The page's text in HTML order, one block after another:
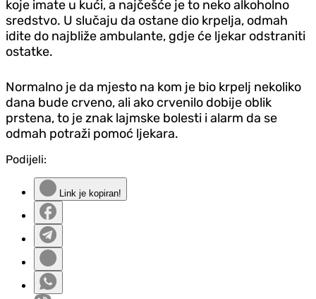
koje imate u kući, a najčešće je to neko alkoholno
sredstvo. U slučaju da ostane dio krpelja, odmah
idite do najbliže ambulante, gdje će ljekar odstraniti
ostatke.
Normalno je da mjesto na kom je bio krpelj nekoliko
dana bude crveno, ali ako crvenilo dobije oblik
prstena, to je znak lajmske bolesti i alarm da se
odmah potraži pomoć ljekara.
Podijeli:
Link je kopiran!